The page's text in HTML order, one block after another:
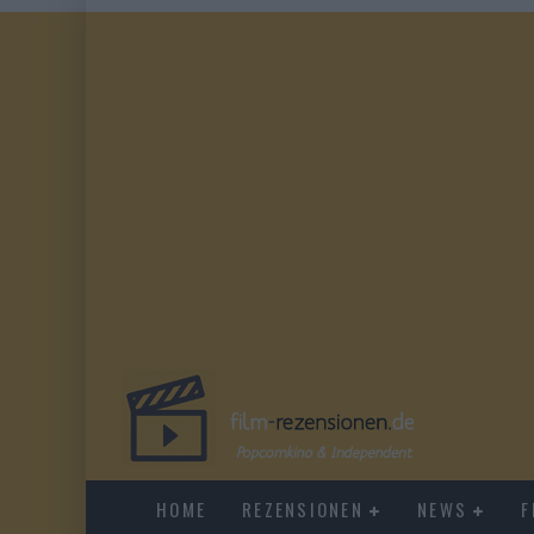
HOME REZENSIONEN NEWS
DUELL IN DER SONNE